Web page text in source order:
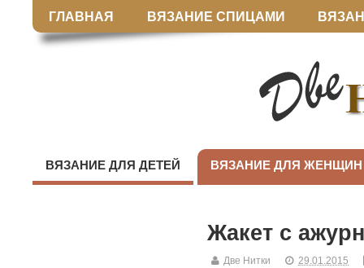
ГЛАВНАЯ ВЯЗАНИЕ СПИЦАМИ
ВЯЗАНИЕ ДЛЯ ДЕТЕЙ ВЯЗАНИЕ ДЛЯ ЖЕНЩИН
Жакет с
Две Нитки 29.01.2015